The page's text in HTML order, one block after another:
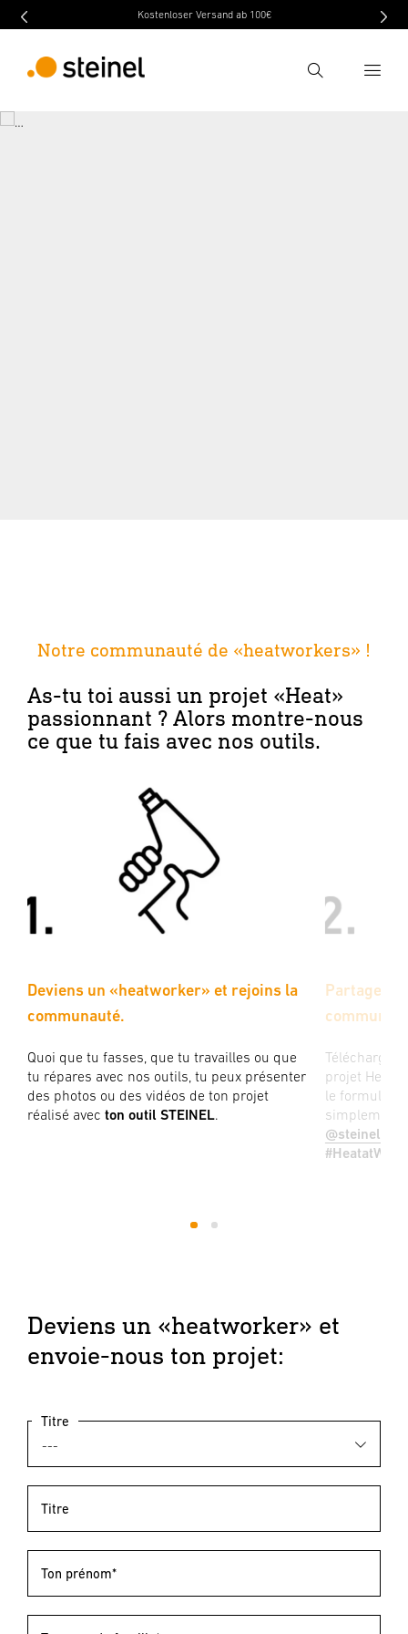
Kostenloser Versand ab 100€
Recherche
Notre communauté de «heatworkers» !
As-tu toi aussi un projet «Heat»
passionnant ? Alors montre-nous
ce que tu fais avec nos outils.
Deviens un «heatworker» et rejoins la
communauté.
Quoi que tu fasses, que tu travailles ou que
tu répares avec nos outils, tu peux présenter
des photos ou des vidéos de ton projet
réalisé avec ton outil STEINEL.
Partage
Télécharge
projet Heat
le
simplement
#HeatatWork
1
Deviens un «heatworker» et
envoie-nous ton projet:
Titre
Titre
Ton prénom*